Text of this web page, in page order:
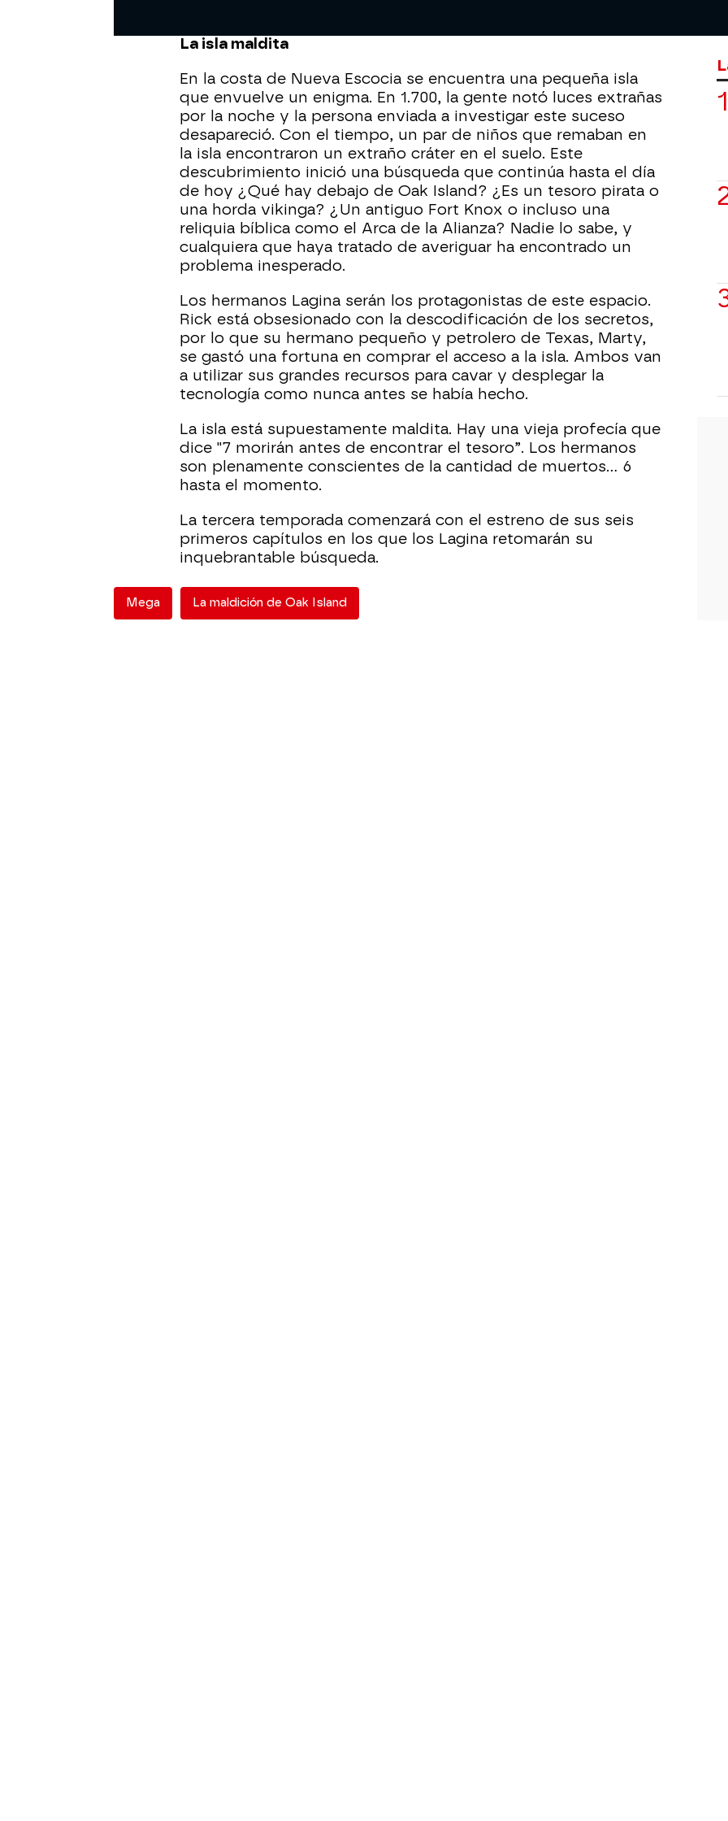
La isla maldita
En la costa de Nueva Escocia se encuentra una pequeña isla
que envuelve un enigma. En 1.700, la gente notó luces extrañas
por la noche y la persona enviada a investigar este suceso
desapareció. Con el tiempo, un par de niños que remaban en
la isla encontraron un extraño cráter en el suelo. Este
descubrimiento inició una búsqueda que continúa hasta el día
de hoy ¿Qué hay debajo de Oak Island? ¿Es un tesoro pirata o
una horda vikinga? ¿Un antiguo Fort Knox o incluso una
reliquia bíblica como el Arca de la Alianza? Nadie lo sabe, y
cualquiera que haya tratado de averiguar ha encontrado un
problema inesperado.
Los hermanos Lagina serán los protagonistas de este espacio.
Rick está obsesionado con la descodificación de los secretos,
por lo que su hermano pequeño y petrolero de Texas, Marty,
se gastó una fortuna en comprar el acceso a la isla. Ambos van
a utilizar sus grandes recursos para cavar y desplegar la
tecnología como nunca antes se había hecho.
La isla está supuestamente maldita. Hay una vieja profecía que
dice "7 morirán antes de encontrar el tesoro”. Los hermanos
son plenamente conscientes de la cantidad de muertos... 6
hasta el momento.
La tercera temporada comenzará con el estreno de sus seis
primeros capítulos en los que los Lagina retomarán su
inquebrantable búsqueda.
Mega La maldición de Oak Island